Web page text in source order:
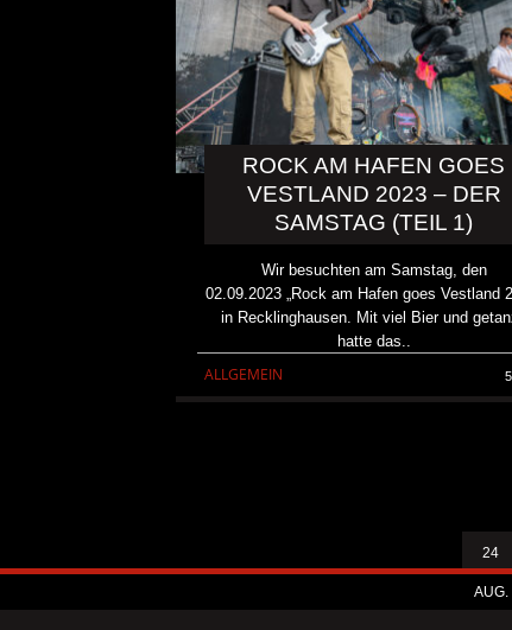
ROCK AM HAFEN GOES
VESTLAND 2023 – DER
SAMSTAG (TEIL 1)
Wir besuchten am Samstag, den
02.09.2023 „Rock am Hafen goes Vestland
in Recklinghausen. Mit viel Bier und
hatte das..
ALLGEMEIN
TO LIFE“ AUS SEINEM
SOLOALBUM „BORN
ALLGEMEIN
24
AUG.